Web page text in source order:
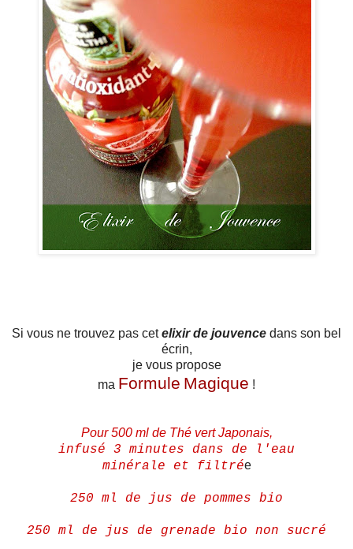
Si vous ne trouvez pas cetelixir de jouvence dans son bel
écrin,
je vous propose
ma Formule Magique !
Pour 500 ml de Thé vert Japonais,
infusé 3 minutes dans de l'eau
minérale et filtrée
250 ml de jus de pommes bio
250 ml de jus de grenade bio non sucré